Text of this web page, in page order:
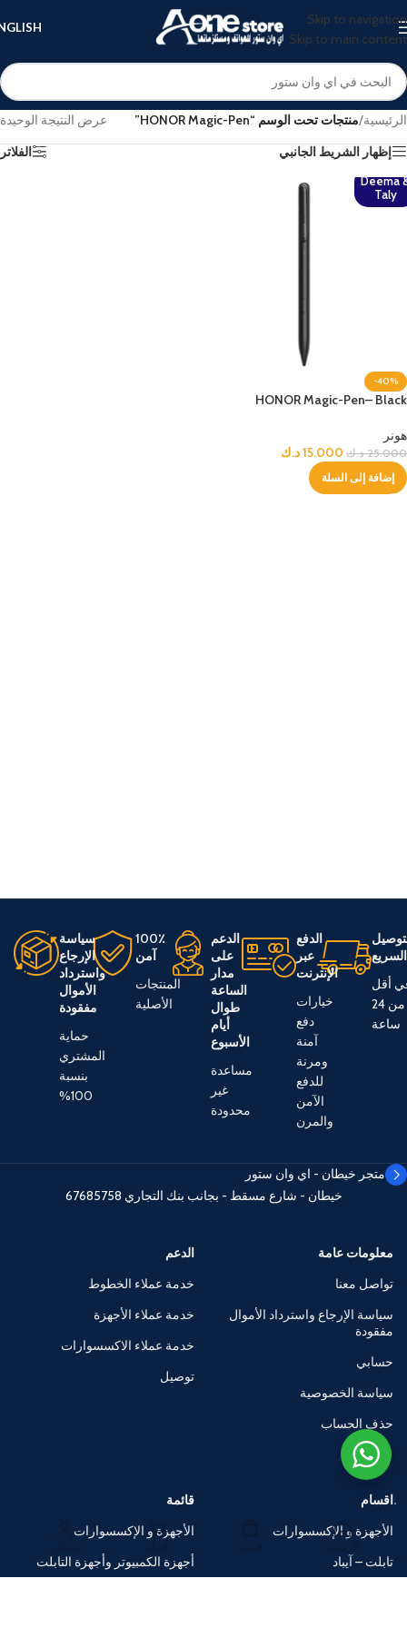
Skip to navigation
Skip to main content
الرئيسية/منتجات تحت الوسم “HONOR Magic-Pen”
عرض النتيجة الوحيدة
إظهار الشريط الجانبي
الفلاتر
Deema
Taly
-40%
HONOR Magic-Pen– Black
هونر
25.000 د.ك 15.000د.ك
إضافة إلى السلة
السريع
أقل
من 24
ساعة
الدفع
عبر
الإنترنت
خيارات
دفع
آمنة
ومرنة
للدفع
الآمن
والمرن
الدعم
على
مدار
الساعة
طوال
أيام
الأسبوع
مساعدة
غير
محدودة
100٪
آمن
المنتجات
الأصلية
سياسة
الإرجاع
واسترداد
الأموال
مفقودة
حماية
المشتري
بنسبة
100%
متجر خيطان - اي وان ستور
خيطان - شارع مسقط - بجانب بنك التجاري 67685758
معلومات عامة
تواصل معنا
سياسة الإرجاع واسترداد الأموال
مفقودة
حسابي
سياسة الخصوصية
حذف الحساب
الدعم
خدمة عملاء الخطوط
خدمة عملاء الأجهزة
خدمة عملاء الاكسسوارات
توصيل
اقسام
الأجهزة و الإكسسوارات
تابلت – آيباد
قائمة
الأجهزة و الإكسسوارات
أجهزة الكمبيوتر وأجهزة التابلت